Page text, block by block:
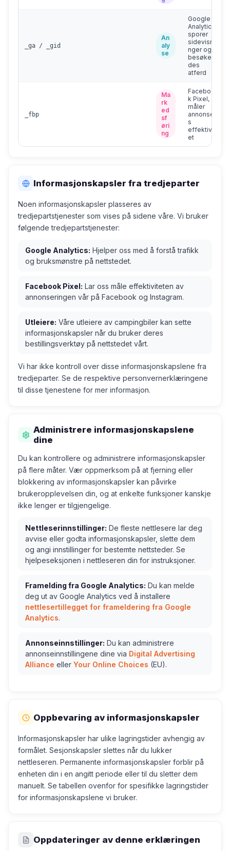
_ga / _gid
An
aly
se
Google
Analytics,
sporer
sidevisni
nger og
besøken
des
atferd
_fbp
Ma
rk
ed
sf
øri
ng
Faceboo
k Pixel,
måler
annonsen
s
effektivit
et
Informasjonskapsler fra tredjeparter
Noen informasjonskapsler plasseres av
tredjepartstjenester som vises på sidene våre. Vi bruker
følgende tredjepartstjenester:
Google Analytics: Hjelper oss med å forstå trafikk
og bruksmønstre på nettstedet.
Facebook Pixel: Lar oss måle effektiviteten av
annonseringen vår på Facebook og Instagram.
Utleiere: Våre utleiere av campingbiler kan sette
informasjonskapsler når du bruker deres
bestillingsverktøy på nettstedet vårt.
Vi har ikke kontroll over disse informasjonskapslene fra
tredjeparter. Se de respektive personvernerklæringene
til disse tjenestene for mer informasjon.
Administrere informasjonskapslene
dine
Du kan kontrollere og administrere informasjonskapsler
på flere måter. Vær oppmerksom på at fjerning eller
blokkering av informasjonskapsler kan påvirke
brukeropplevelsen din, og at enkelte funksjoner kanskje
ikke lenger er tilgjengelige.
Nettleserinnstillinger: De fleste nettlesere lar deg
avvise eller godta informasjonskapsler, slette dem
og angi innstillinger for bestemte nettsteder. Se
hjelpeseksjonen i nettleseren din for instruksjoner.
Framelding fra Google Analytics: Du kan melde
deg ut av Google Analytics ved å installere
nettlesertillegget for frameldering fra Google
Analytics.
Annonseinnstillinger: Du kan administrere
annonseinnstillingene dine via Digital Advertising
Alliance eller Your Online Choices (EU).
Oppbevaring av informasjonskapsler
Informasjonskapsler har ulike lagringstider avhengig av
formålet. Sesjonskapsler slettes når du lukker
nettleseren. Permanente informasjonskapsler forblir på
enheten din i en angitt periode eller til du sletter dem
manuelt. Se tabellen ovenfor for spesifikke lagringstider
for informasjonskapslene vi bruker.
Oppdateringer av denne erklæringen